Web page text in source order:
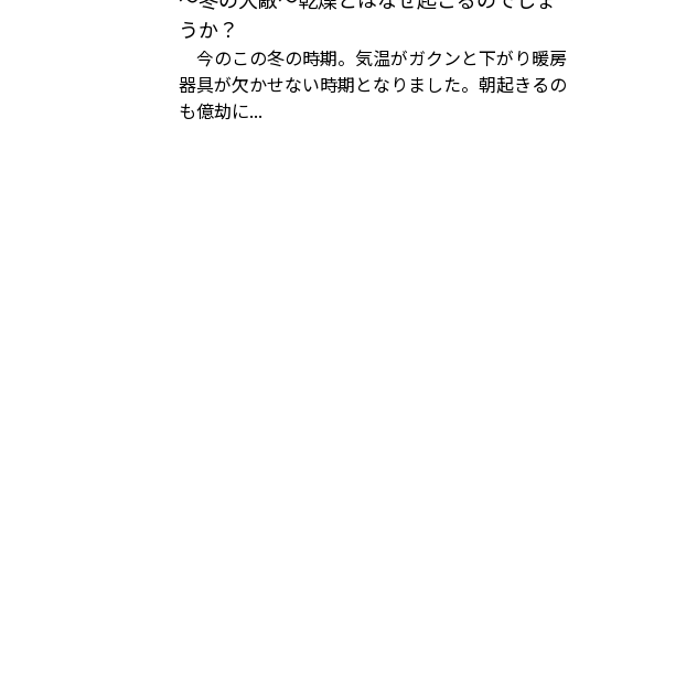
うか？
今のこの冬の時期。気温がガクンと下がり暖房
器具が欠かせない時期となりました。朝起きるの
も億劫に...